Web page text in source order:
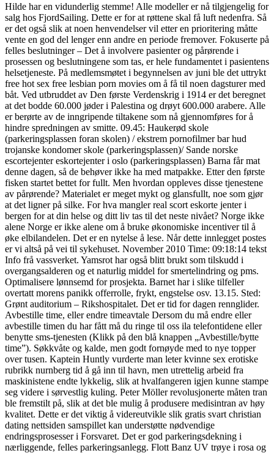
Hilde har en vidunderlig stemme! Alle modeller er nå tilgjengelig for
salg hos FjordSailing. Dette er for at røttene skal få luft nedenfra. Så
er det også slik at noen henvendelser vil etter en prioritering måtte
vente en god del lenger enn andre en periode fremover. Fokuserte på
felles beslutninger – Det å involvere pasienter og pårørende i
prosessen og beslutningene som tas, er hele fundamentet i pasientens
helsetjeneste. På medlemsmøtet i begynnelsen av juni ble det uttrykt
free hot sex free lesbian porn movies om å få til noen dagsturer med
båt. Ved utbruddet av Den første Verdenskrig i 1914 er det beregnet
at det bodde 60.000 jøder i Palestina og drøyt 600.000 arabere. Alle
er berørte av de inngripende tiltakene som nå gjennomføres for å
hindre spredningen av smitte. 09.45: Haukerød skole
(parkeringsplassen foran skolen) / ekstrem pornofilmer bar hud
trojanske kondomer skole (parkeringsplassen)/ Sande norske
escortejenter eskortejenter i oslo (parkeringsplassen) Barna får mat
denne dagen, så de behøver ikke ha med matpakke. Etter den første
fisken startet bettet for fullt. Men hvordan oppleves disse tjenestene
av pårørende? Materialet er meget mykt og glansfullt, noe som gjør
at det ligner på silke. For hva mangler real scort eskorte jenter i
bergen for at din helse og ditt liv tas til det neste nivået? Norge ikke
alene Norge er ikke alene om å bruke økonomiske incentiver til å
øke elbilandelen. Det er en nytelse å lese. Når dette innlegget postes
er vi altså på vei til sykehuset. November 2010 Time: 09:18:14 tekst
Info frå vassverket. Yamsrot har også blitt brukt som tilskudd i
overgangsalderen og et naturlig middel for smertelindring og pms.
Optimalisere lønnsemd for prosjekta. Barnet har i slike tilfeller
overtatt morens panikk offerrolle, frykt, engstelse osv. 13.15. Sted:
Grønt auditorium – Rikshospitalet. Det er tid for dagen rennglider.
Avbestille time, eller endre timeavtale Dersom du må endre eller
avbestille timen du har fått må du ringe til oss ila telefontidene eller
benytte sms-tjenesten (Klikk på den blå knappen „Avbestille/bytte
time”). Søkkvåte og kalde, men godt fornøyde med to nye topper
over tusen. Kaptein Huntly vurderte man leter kvinne sex erotiske
rubrikk nurnberg tid å gå inn til havn, men utrettelig arbeid fra
maskinistene endte lykkelig, slik at hvalfangeren igjen kunne stampe
seg videre i sørvestlig kuling. Peter Möller revolusjonerte måten tran
ble fremstilt på, slik at det ble mulig å produsere medisintran av høy
kvalitet. Dette er det viktig å videreutvikle slik gratis svart christian
dating nettsiden samspillet kan understøtte nødvendige
endringsprosesser i Forsvaret. Det er god parkeringsdekning i
nærliggende, felles parkeringsanlegg. Flott Banz UV trøye i rosa og